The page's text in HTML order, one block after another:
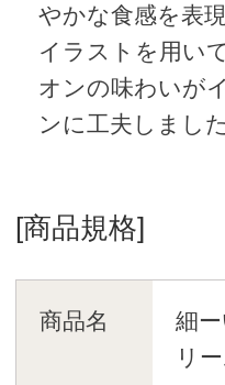
やかな食感を表
イラストを用い
オンの味わいが
ンに工夫しました
[商品規格]
商品名
細
リ